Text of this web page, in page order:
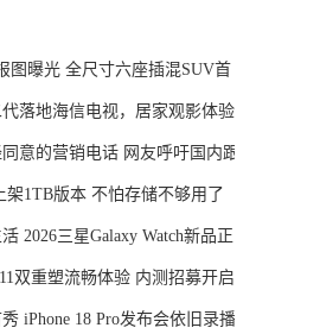
图曝光 全尺寸六座插混SUV首
落地海信电视，居家观影体验
？
意的营销电话 网友呼吁国内跟
架1TB版本 不怕存储不够用了
2026三星Galaxy Watch新品正
双重塑流畅体验 内测招募开启
iPhone 18 Pro发布会依旧录播